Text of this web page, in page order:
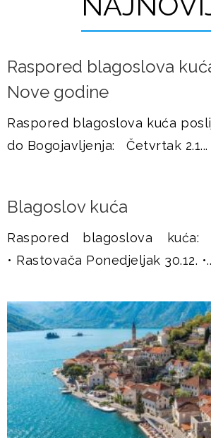
e
c
e
Raspored blagoslova
Nove godine
Raspored blagoslova kuća
do Bogojavljenja: Četvrtak 2.1...
Blagoslov kuća
Raspored blagoslova kuća:
• Rastovača Ponedjeljak 30.12.